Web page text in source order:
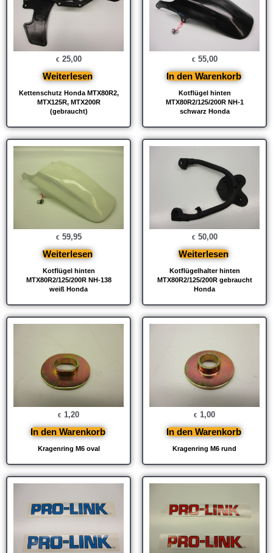
Kettenschutz Honda MTX80R2,
MTX125R, MTX200R
(gebraucht)
€ 25,00
Weiterlesen
Kotflügel hinten
MTX80R2/125/200R NH-1
schwarz Honda
€ 55,00
In den Warenkorb
Kotflügel hinten
MTX80R2/125/200R NH-138
weiß Honda
€ 59,95
Weiterlesen
Kotflügelhalter hinten
MTX80R2/125/200R gebraucht
Honda
€ 50,00
Weiterlesen
Kragenring M6 oval
€ 1,20
In den Warenkorb
Kragenring M6 rund
€ 1,00
In den Warenkorb